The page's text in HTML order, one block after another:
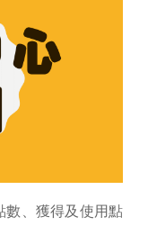
數、獲得及使用點